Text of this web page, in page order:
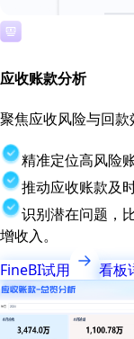
应收账款分析
聚焦应收风险与回款
精准定位高风险
推动应收账款及
识别潜在问题，
增收入。
FineBI试用
看板